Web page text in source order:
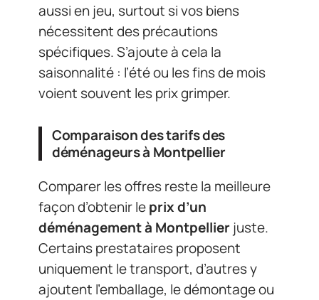
aussi en jeu, surtout si vos biens
nécessitent des précautions
spécifiques. S’ajoute à cela la
saisonnalité : l’été ou les fins de mois
voient souvent les prix grimper.
Comparaison des tarifs des
déménageurs à Montpellier
Comparer les offres reste la meilleure
façon d’obtenir leprix d’un
déménagement à Montpellier juste.
Certains prestataires proposent
uniquement le transport, d’autres y
ajoutent l’emballage, le démontage ou